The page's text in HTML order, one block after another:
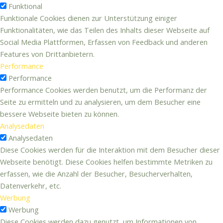
Funktional
Funktionale Cookies dienen zur Unterstützung einiger
Funktionalitäten, wie das Teilen des Inhalts dieser Webseite auf
Social Media Plattformen, Erfassen von Feedback und anderen
Features von Drittanbietern.
Performance
Performance
Performance Cookies werden benutzt, um die Performanz der
Seite zu ermitteln und zu analysieren, um dem Besucher eine
bessere Webseite bieten zu können.
Analysedaten
Analysedaten
Diese Cookies werden für die Interaktion mit dem Besucher dieser
Webseite benötigt. Diese Cookies helfen bestimmte Metriken zu
erfassen, wie die Anzahl der Besucher, Besucherverhalten,
Datenverkehr, etc.
Werbung
Werbung